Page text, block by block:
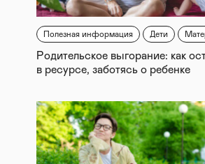
Полезная информация Дети
Родительское выгорание: как
в ресурсе, заботясь о ребенке